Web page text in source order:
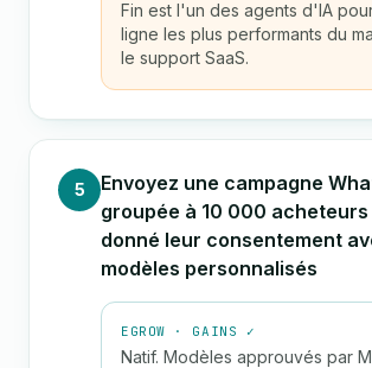
Fin est l'un des agents d'IA
ligne les plus performants du
le support SaaS.
5
Envoyez une campagne
groupée à 10 000
donné leur consentement
modèles personnalisés
EGROW · GAINS ✓
Natif. Modèles approuvés par